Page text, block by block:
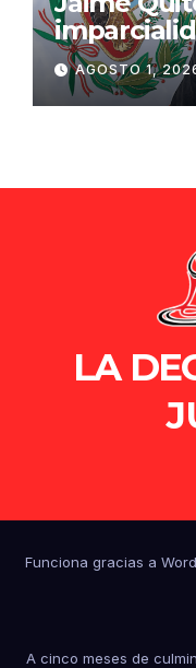
de Ollanta
AGOSTO 1,
LA
Funciona gracias a
A cinco meses de